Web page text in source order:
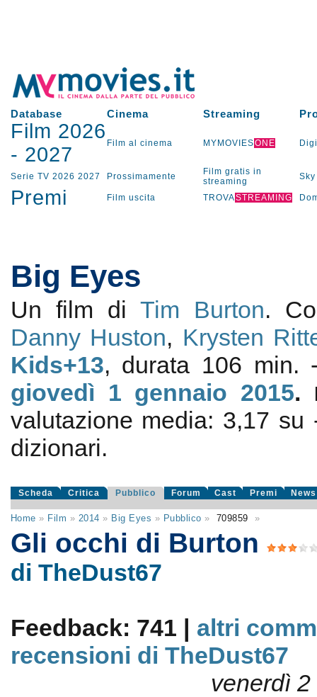
Database Cinema Streaming
Film 2026
- 2027 Film al cinema MYMOVIESONE
Serie TV 2026 2027 Prossimamente
Film gratis in
streaming
Sky
Premi Film uscita TROVASTREAMING
Big Eyes
Un film diTim Burton.
Danny Huston, Krysten
Kids+13, durata 106
giovedì 1 gennaio 2015.
valutazione media: 3,17 su
dizionari.
Scheda Critica Pubblico Forum Cast Premi News
Home » Film » 2014 » Big Eyes » Pubblico » 709859 »
Gli occhi di Burton
di TheDust67
Feedback: 741 | altri
recensioni di TheDust67
venerdì